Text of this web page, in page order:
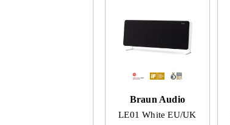
Braun Audio
LE01 White EU/UK